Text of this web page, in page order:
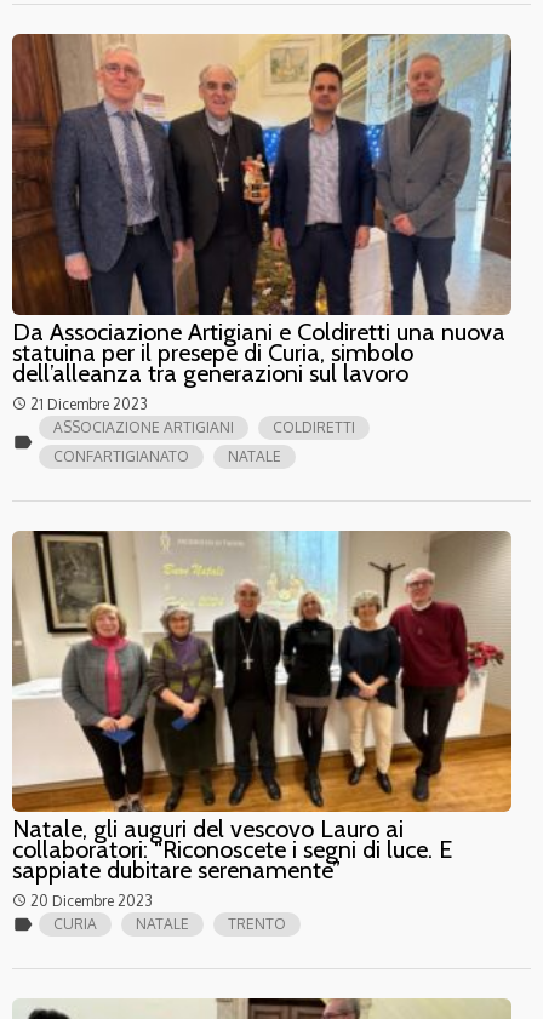
Da Associazione Artigiani e Coldiretti una nuova
statuina per il presepe di Curia, simbolo
dell’alleanza tra generazioni sul lavoro
access_time 21 Dicembre 2023
label
ASSOCIAZIONE ARTIGIANI
COLDIRETTI
CONFARTIGIANATO
NATALE
Natale, gli auguri del vescovo Lauro ai
collaboratori: “Riconoscete i segni di luce. E
sappiate dubitare serenamente”
access_time 20 Dicembre 2023
label CURIA NATALE TRENTO